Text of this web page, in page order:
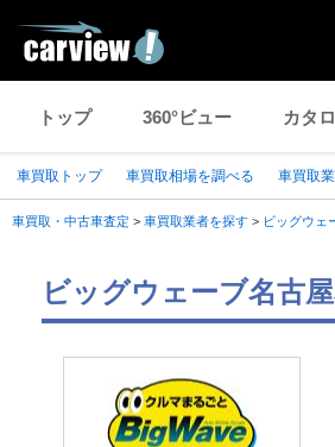
トップ 360°ビュー カタ
車買取トップ 車買取相場を調べる 車買取
車買取・中古車査定 > 車買取業者を探す > ビッグウェ
ビッグウェーブ名古